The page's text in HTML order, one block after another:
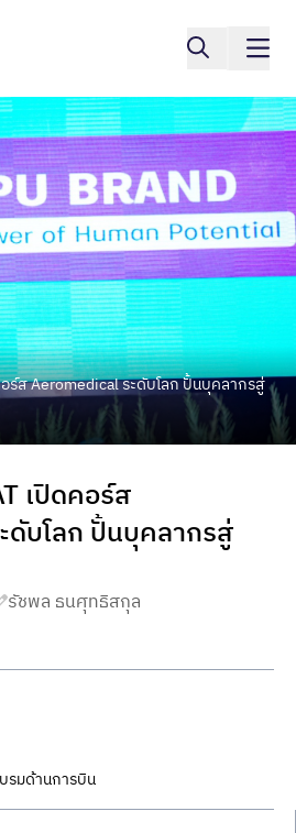
อร์ส Aeromedical ระดับโลก ปั้นบุคลากรสู่
เปิดคอร์ส
ดับโลก ปั้นบุคลากรสู่
รัชพล ธนศุทธิสกุล
มด้านการบิน